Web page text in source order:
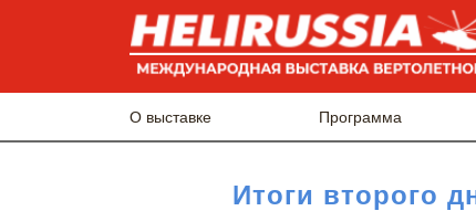
О выставке Программа
Итоги второго